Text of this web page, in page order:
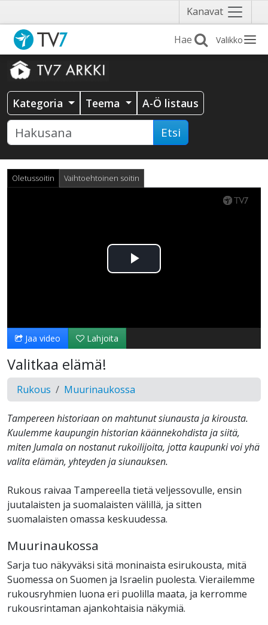
Kanavat Näytä
valikko
Valikko
Kategoria Teema A-Ö listaus
Etsi
Oletussoitin Vaihtoehtoinen soitin
Toista
Jaa video Lahjoita
Valitkaa elämä!
Rukous Muurinaukossa
Tampereen historiaan on mahtunut siunausta ja kirousta.
Kuulemme kaupungin historian käännekohdista ja siitä,
miten Jumala on nostanut rukoilijoita, jotta kaupunki voi yhä
valita elämän, yhteyden ja siunauksen.
Rukous raivaa Tampereella tietä veljessovulle, ensin
juutalaisten ja suomalaisten välillä, ja sitten
suomalaisten omassa keskuudessa.
Muurinaukossa
Sarja tuo näkyväksi sitä moninaista esirukousta, mitä
Suomessa on Suomen ja Israelin puolesta. Vierailemme
rukousryhmien luona eri puolilla maata, ja kerromme
rukousrintaman ajankohtaisia näkymiä.